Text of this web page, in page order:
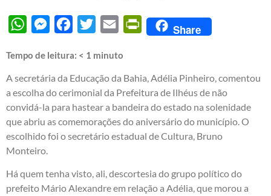
WhatsAppMessengerFacebook
Twitter Email PrintFriendly
Share
Tempo de leitura: < 1 minuto
A secretária da Educação da Bahia, Adélia Pinheiro, comentou
a escolha do cerimonial da Prefeitura de Ilhéus de não
convidá-la para hastear a bandeira do estado na solenidade
que abriu as comemorações do aniversário do município. O
escolhido foi o secretário estadual de Cultura, Bruno
Monteiro.
Há quem tenha visto, ali, descortesia do grupo político do
prefeito Mário Alexandre em relação a Adélia, que morou a